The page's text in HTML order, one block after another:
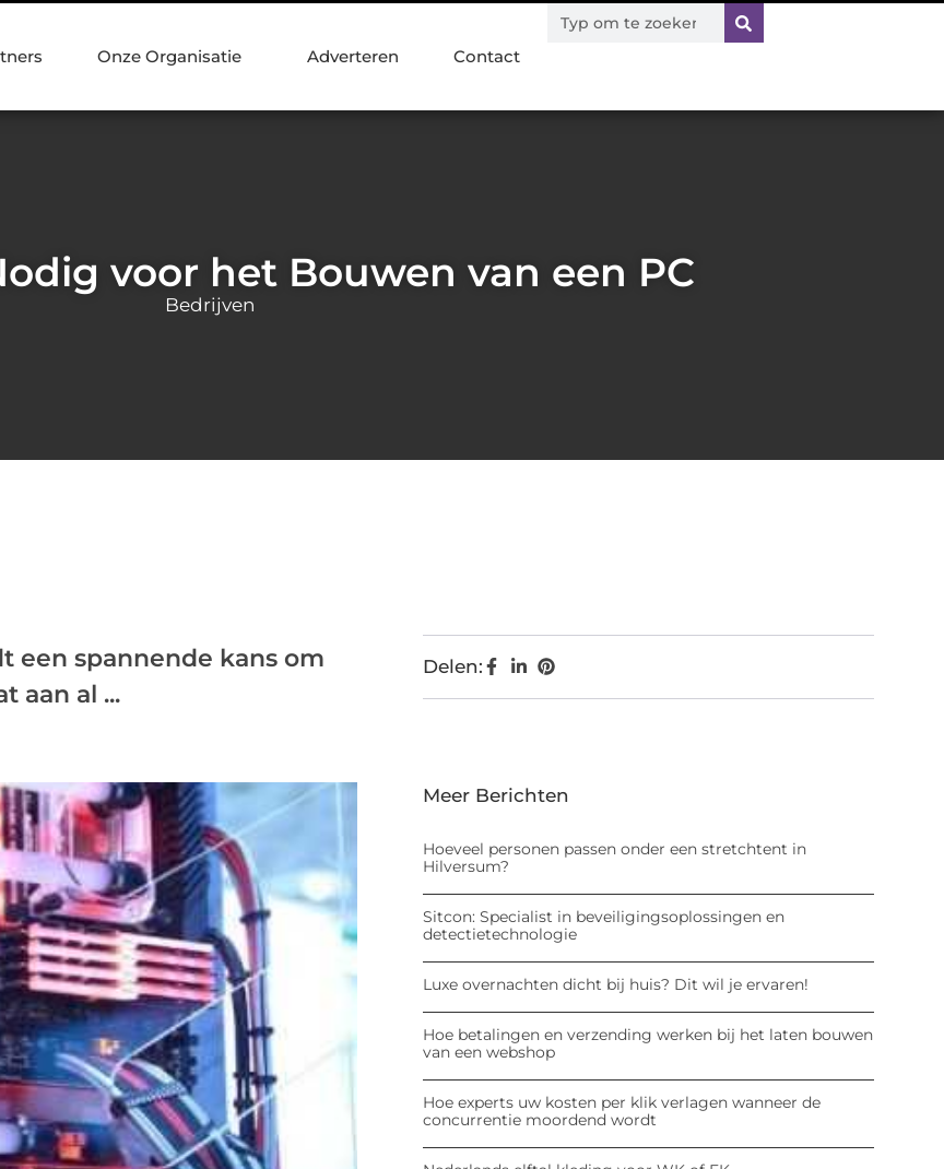
Onze Organisatie Adverteren Contact
voor het Bouwen van een PC
Bedrijven
een spannende kans om
aan al ...
Delen:
Meer Berichten
Hoeveel personen passen onder een stretchtent in
Hilversum?
Sitcon: Specialist in beveiligingsoplossingen en
detectietechnologie
Luxe overnachten dicht bij huis? Dit wil je ervaren!
Hoe betalingen en verzending werken bij het laten bouwen
van een webshop
Hoe experts uw kosten per klik verlagen wanneer de
concurrentie moordend wordt